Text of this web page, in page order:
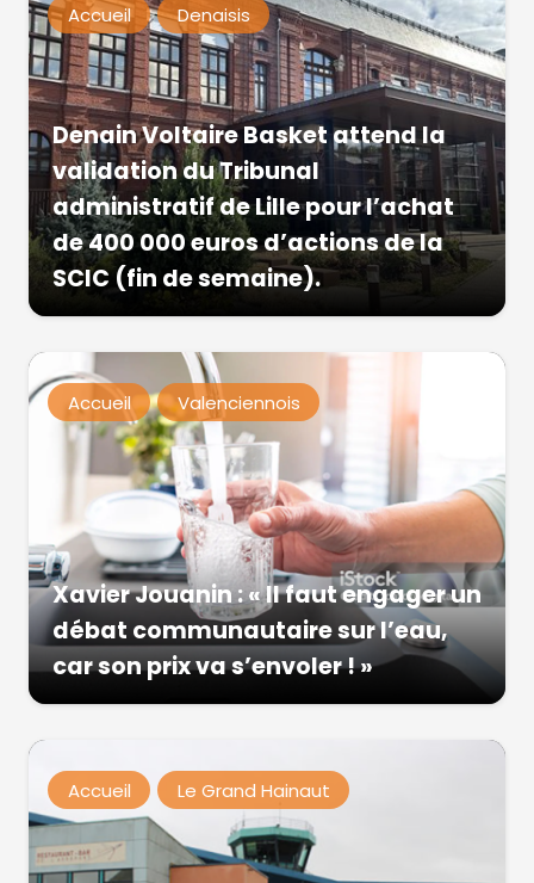
Accueil Denaisis
Denain Voltaire Basket attend la
validation du Tribunal
administratif de Lille pour l’achat
de 400 000 euros d’actions de la
SCIC (fin de semaine).
Accueil Valenciennois
Xavier Jouanin : « Il faut engager un
débat communautaire sur l’eau,
car son prix va s’envoler ! »
Accueil Le Grand Hainaut